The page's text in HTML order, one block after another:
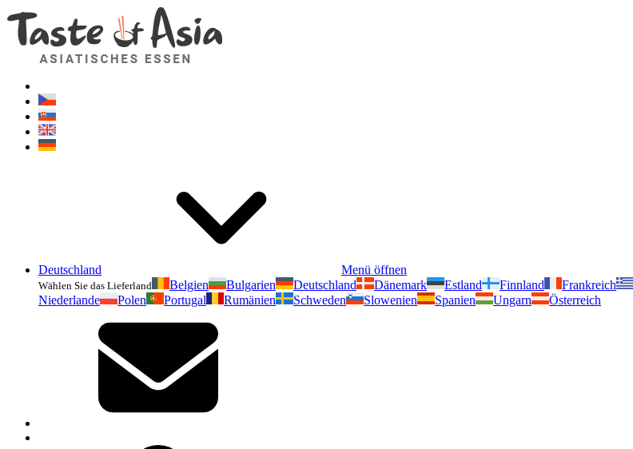
Deutschland Menü öffnen
Wählen Sie das Lieferland Belgien Bulgarien Deutschland Dänemark Estland Finnland Frankreich
Niederlande
Polen Portugal Rumänien Schweden Slowenien Spanien Ungarn Österreich